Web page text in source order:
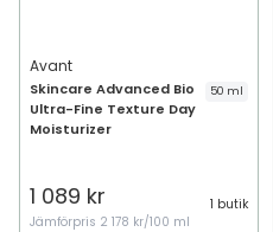
Avant
Skincare Advanced Bio
Ultra-Fine Texture Day
Moisturizer
50 ml
1 089 kr
1 butik
Jämförpris 2 178 kr/100 ml